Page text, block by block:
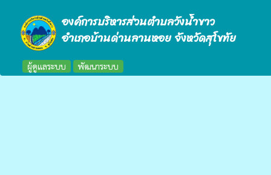
องค์การบริหารส่วนตำบลวังน้ำขาว
อำเภอบ้านด่านลานหอย จังหวัดสุโขทัย
ผู้ดูแลระบบ พัฒนาระบบ